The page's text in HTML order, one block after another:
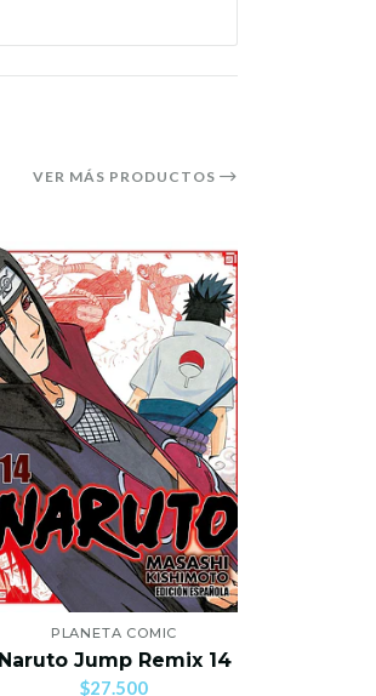
VER MÁS PRODUCTOS
PLANETA COMIC
Naruto Jump Remix 14
$27.500